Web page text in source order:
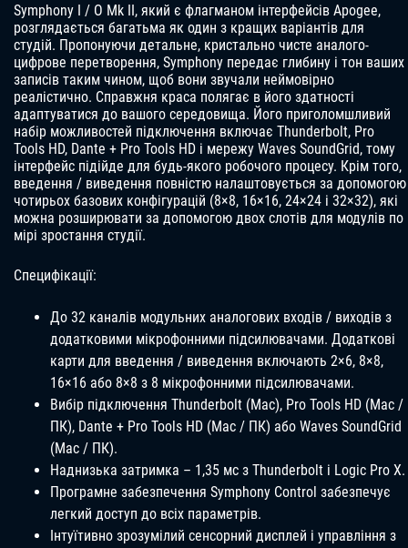
Symphony I / O Mk II, який є флагманом інтерфейсів Apogee,
розглядається багатьма як один з кращих варіантів для
студій. Пропонуючи детальне, кристально чисте аналого-
цифрове перетворення, Symphony передає глибину і тон ваших
записів таким чином, щоб вони звучали неймовірно
реалістично. Справжня краса полягає в його здатності
адаптуватися до вашого середовища. Його приголомшливий
набір можливостей підключення включає Thunderbolt, Pro
Tools HD, Dante + Pro Tools HD і мережу Waves SoundGrid, тому
інтерфейс підійде для будь-якого робочого процесу. Крім того,
введення / виведення повністю налаштовується за допомогою
чотирьох базових конфігурацій (8×8, 16×16, 24×24 і 32×32), які
можна розширювати за допомогою двох слотів для модулів по
мірі зростання студії.
Специфікації:
До 32 каналів модульних аналогових входів / виходів з
додатковими мікрофонними підсилювачами. Додаткові
карти для введення / виведення включають 2×6, 8×8,
16×16 або 8×8 з 8 мікрофонними підсилювачами.
Вибір підключення Thunderbolt (Mac), Pro Tools HD (Mac /
ПК), Dante + Pro Tools HD (Mac / ПК) або Waves SoundGrid
(Mac / ПК).
Наднизька затримка – 1,35 мс з Thunderbolt і Logic Pro X.
Програмне забезпечення Symphony Control забезпечує
легкий доступ до всіх параметрів.
Інтуїтивно зрозумілий сенсорний дисплей і управління з